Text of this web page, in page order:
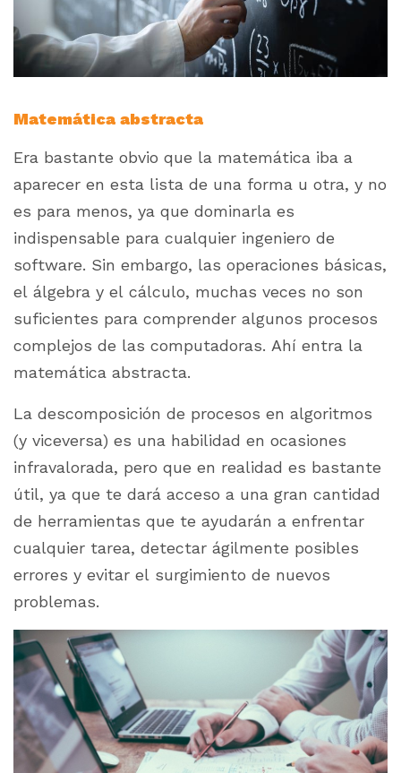
Matemática abstracta
Era bastante obvio que la matemática iba a
aparecer en esta lista de una forma u otra, y no
es para menos, ya que dominarla es
indispensable para cualquier ingeniero de
software. Sin embargo, las operaciones básicas,
el álgebra y el cálculo, muchas veces no son
suficientes para comprender algunos procesos
complejos de las computadoras. Ahí entra la
matemática abstracta.
La descomposición de procesos en algoritmos
(y viceversa) es una habilidad en ocasiones
infravalorada, pero que en realidad es bastante
útil, ya que te dará acceso a una gran cantidad
de herramientas que te ayudarán a enfrentar
cualquier tarea, detectar ágilmente posibles
errores y evitar el surgimiento de nuevos
problemas.